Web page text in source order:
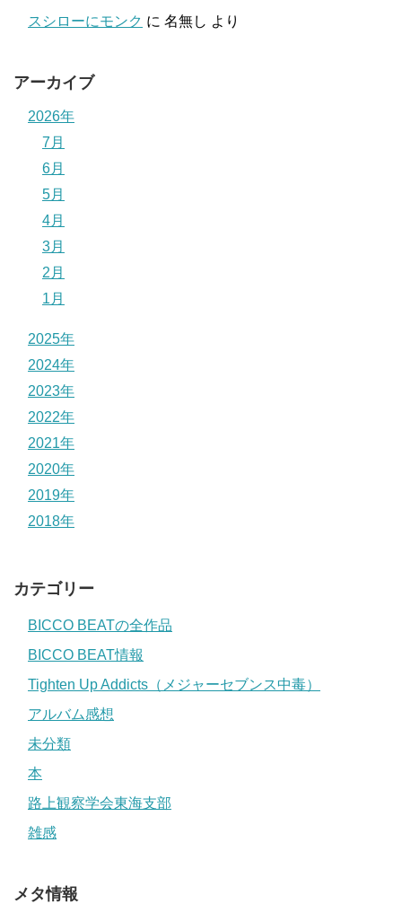
スシローにモンク に 名無し より
アーカイブ
2026年
7月
6月
5月
4月
3月
2月
1月
2025年
2024年
2023年
2022年
2021年
2020年
2019年
2018年
カテゴリー
BICCO BEATの全作品
BICCO BEAT情報
Tighten Up Addicts（メジャーセブンス中毒）
アルバム感想
未分類
本
路上観察学会東海支部
雑感
メタ情報